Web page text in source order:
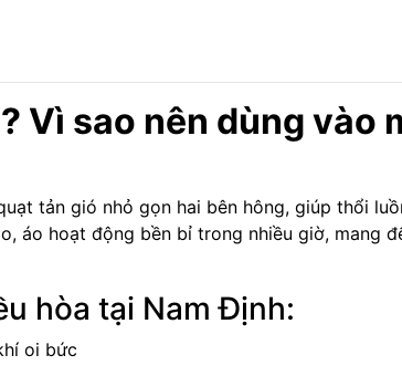
Vì sao nên dùng vào
tản gió nhỏ gọn hai bên hông, giúp thổi
áo hoạt động bền bỉ trong nhiều giờ, mang
hòa tại Nam Định:
oi bức